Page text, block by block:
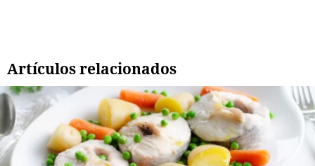
Artículos relacionados